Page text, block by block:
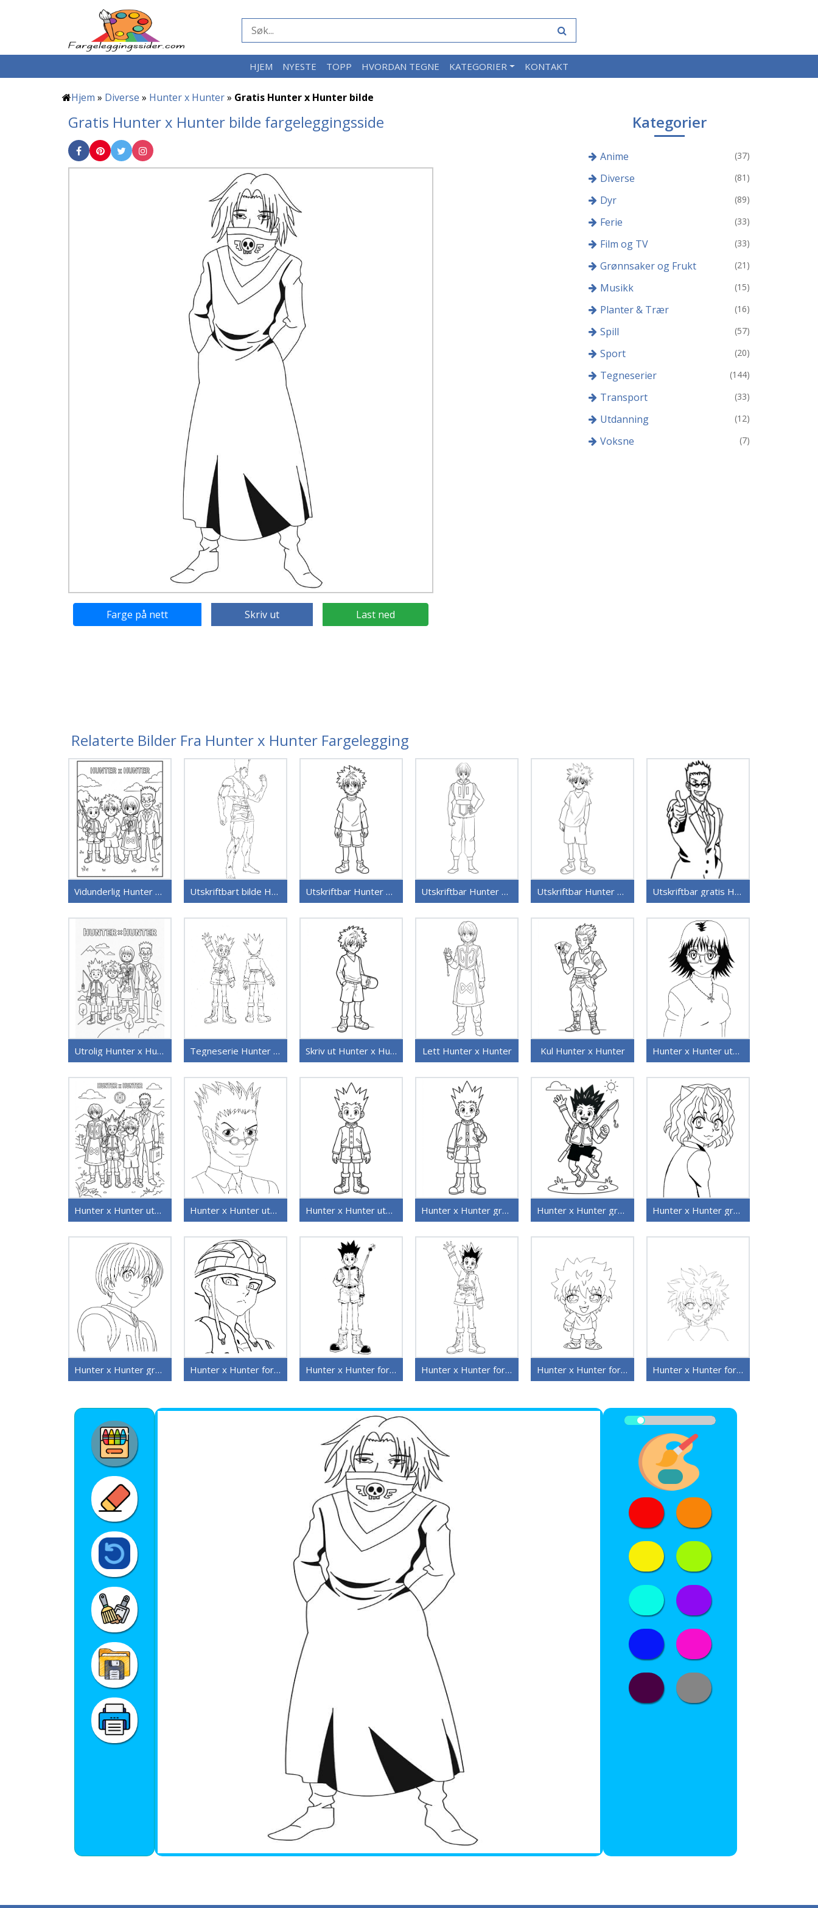
HJEM NYESTE TOPP HVORDAN TEGNE KATEGORIER KONTAKT
Hjem » Diverse » Hunter x Hunter» Gratis Hunter x Hunter bilde
Gratis Hunter x Hunter bilde fargeleggingsside
Farge på nett Skriv ut Last ned
Kategorier
Anime (37)
Diverse (81)
Dyr (89)
Ferie (33)
Film og TV (33)
Grønnsaker og Frukt (21)
Musikk (15)
Planter & Trær (16)
Spill (57)
Sport (20)
Tegneserier (144)
Transport (33)
Utdanning (12)
Voksne (7)
Relaterte Bilder Fra Hunter x Hunter Fargelegging
Vidunderlig Hunter x Hunter Utskriftbart bilde Hunter x Hunter Utskriftbar Hunter x Hunter Utskriftbar Hunter x Hunter uten kostnad Utskriftbar Hunter x Hunter for barn Utskriftbar gratis Hunter x Hunter
Utrolig Hunter x Hunter Tegneserie Hunter x Hunter Skriv ut Hunter x Hunter Lett Hunter x Hunter Kul Hunter x Hunter Hunter x Hunter utskriftbart bilde
Hunter x Hunter utskriftbar Hunter x Hunter utskriftbar for barn Hunter x Hunter uten kostnad Hunter x Hunter gratis Hunter x Hunter gratis utskriftbar Hunter x Hunter gratis for barn
Hunter x Hunter gratis bilde Hunter x Hunter for barn Hunter x Hunter for 6-åringer Hunter x Hunter for 5-åringer Hunter x Hunter for 4-åringer Hunter x Hunter for 3-åringer